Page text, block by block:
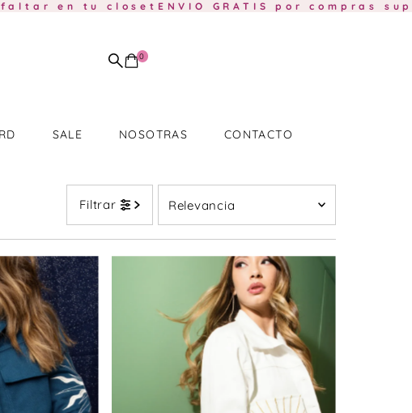
en tu closet ENVIO GRATIS por compras
0
SALE NOSOTRAS CONTACTO
Filtrar
Características
Más relevantes
Más vendidos
Alfabéticamente, A-Z
Alfabéticamente, Z-A
Precio, menor a mayor
Precio, mayor a menor